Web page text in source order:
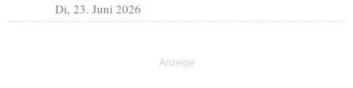
Di, 23. Juni 2026